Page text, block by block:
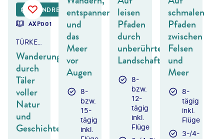
RUNDREISE
AXP001
TÜRKEI - KAPPADOKIEN
Wanderungen
durch
Täler
voller
Natur
und
Geschichte
entspannen
und
das
Meer
vor
Augen
8-
bzw.
15-
tägig
inkl.
leisen
Pfaden
durch
unberührte
Landschaften
8-
bzw.
12-
tägig
inkl.
Flüge
schmalen
Pfaden
zwischen
Felsen
und
Meer
8-
tägig
inkl.
Flüge
3-/4-